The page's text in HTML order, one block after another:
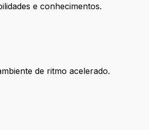
e conhecimentos.
de ritmo acelerado.